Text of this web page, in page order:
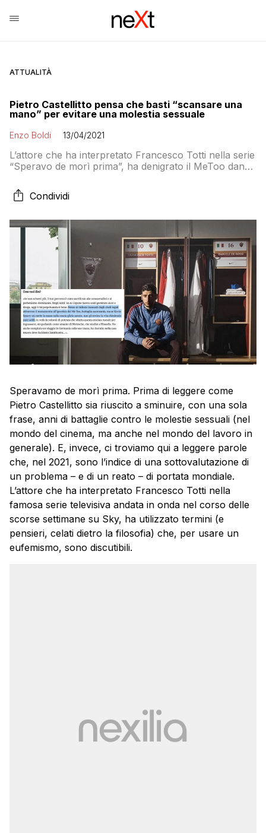
ATTUALITÀ
Pietro Castellitto pensa che basti “scansare una
mano” per evitare una molestia sessuale
Enzo Boldi 13/04/2021
L’attore che ha interpretato Francesco Totti nella serie
“Speravo de morì prima”, ha denigrato il MeToo dando
Condividi
Speravamo de morì prima. Prima di leggere come
Pietro Castellitto sia riuscito a sminuire, con una sola
frase, anni di battaglie contro le molestie sessuali (nel
mondo del cinema, ma anche nel mondo del lavoro in
generale). E, invece, ci troviamo qui a leggere parole
che, nel 2021, sono l’indice di una sottovalutazione di
un problema – e di un reato – di portata mondiale.
L’attore che ha interpretato Francesco Totti nella
famosa serie televisiva andata in onda nel corso delle
scorse settimane su Sky, ha utilizzato termini (e
pensieri, celati dietro la filosofia) che, per usare un
eufemismo, sono discutibili.